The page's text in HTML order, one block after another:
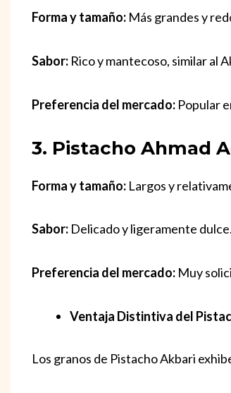
Forma y tamaño: Más grandes y
Sabor: Rico y mantecoso, similar al
Preferencia del mercado: Popular
3. Pistacho Ahmad
Forma y tamaño: Largos y
Sabor: Delicado y ligeramente dulce.
Preferencia del mercado: Muy
Ventaja Distintiva del
Los granos de Pistacho Akbari